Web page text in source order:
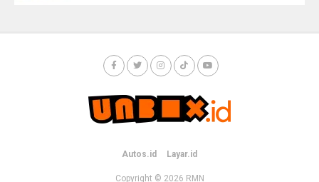
Autos.id Layar.id
Copyright © 2026 RMN